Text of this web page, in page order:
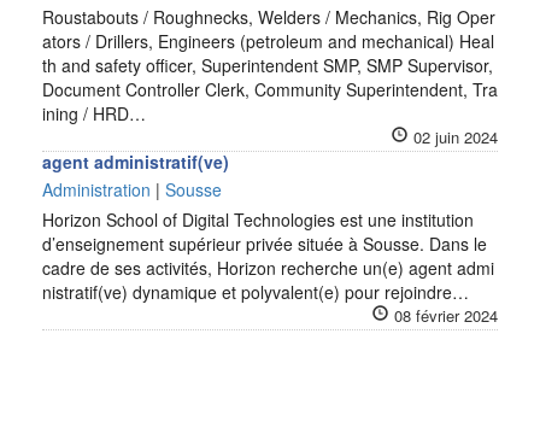
Roustabouts / Roughnecks, Welders / Mechanics, Rig Oper
ators / Drillers, Engineers (petroleum and mechanical) Heal
th and safety officer, Superintendent SMP, SMP Supervisor,
Document Controller Clerk, Community Superintendent, Tra
ining / HRD…
02 juin 2024
agent administratif(ve)
Administration | Sousse
Horizon School of Digital Technologies est une institution
d’enseignement supérieur privée située à Sousse. Dans le
cadre de ses activités, Horizon recherche un(e) agent admi
nistratif(ve) dynamique et polyvalent(e) pour rejoindre…
08 février 2024